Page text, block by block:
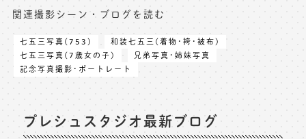
関連撮影シーン・ブログを読む
七五三写真(753)
和装七五三(着物･袴･被布)
七五三写真(7歳女の子)
兄弟写真･姉妹写真
記念写真撮影･ポートレート
プレシュスタジオ最新ブログ